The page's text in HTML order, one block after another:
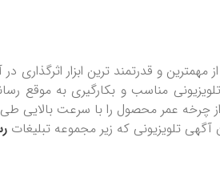
و قدرتمند ترین ابزار
مناسب و بکارگیری به موقع
چرخه عمر محصول را با سرعت بالایی
آگهی تلویزیونی که زیر مجموعه تبلیغات